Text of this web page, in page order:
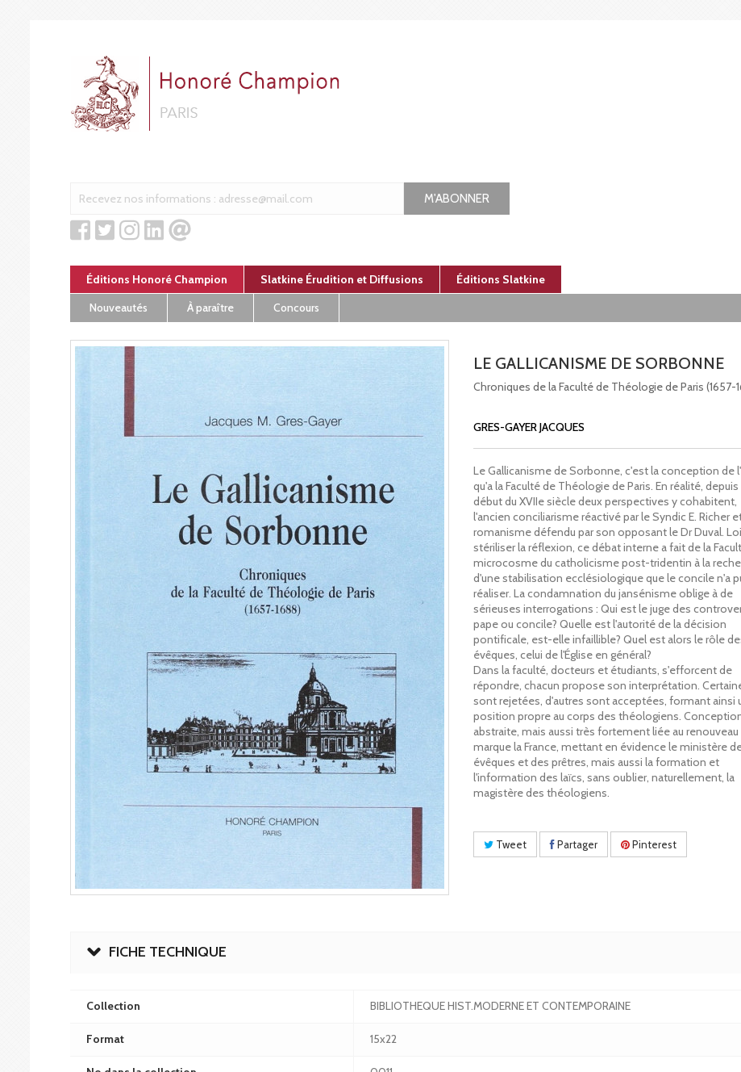
M'ABONNER
Éditions Honoré Champion Slatkine Érudition et Diffusions Éditions Slatkine
Nouveautés
À paraître Concours
LE GALLICANISME DE SORBONNE
Chroniques de la Faculté de Théologie de Paris (1657-
GRES-GAYER JACQUES
Le Gallicanisme de Sorbonne, c'est la conception de
qu'a la Faculté de Théologie de Paris. En réalité, depuis
début du XVIIe siècle deux perspectives y cohabitent,
l'ancien conciliarisme réactivé par le Syndic E. Richer
romanisme défendu par son opposant le Dr Duval.
stériliser la réflexion, ce débat interne a fait de la
microcosme du catholicisme post-tridentin à la
d'une stabilisation ecclésiologique que le concile n'a
réaliser. La condamnation du jansénisme oblige à de
sérieuses interrogations : Qui est le juge des
pape ou concile? Quelle est l'autorité de la décision
pontificale, est-elle infaillible? Quel est alors le rôle
évêques, celui de l'Église en général?
Dans la faculté, docteurs et étudiants, s'efforcent de
répondre, chacun propose son interprétation.
sont rejetées, d'autres sont acceptées, formant ainsi
position propre au corps des théologiens.
abstraite, mais aussi très fortement liée au renouveau
marque la France, mettant en évidence le ministère
évêques et des prêtres, mais aussi la formation et
l'information des laïcs, sans oublier, naturellement, la
magistère des théologiens.
Tweet Partager Pinterest
FICHE TECHNIQUE
Collection BIBLIOTHEQUE HIST.MODERNE ET CONTEMPORAINE
Format 15x22